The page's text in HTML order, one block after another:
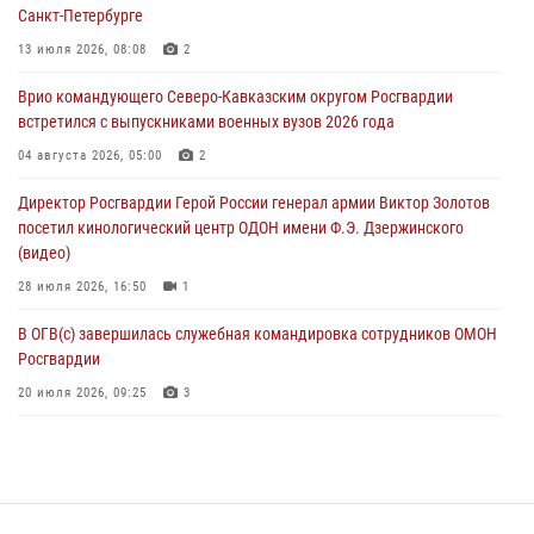
Юные гости из летних лагерей посетили кинологический центр
07 августа 2026, 12:20 3
Представители ФСБ России по Уральскому округу Росгвардии и
Кузнецова
4
Санкт-Петербурге
13 июля 2026, 08:08 2
Врио командующего Северо-Кавказским округом Росгвардии
встретился с выпускниками военных вузов 2026 года
04 августа 2026, 05:00 2
Директор Росгвардии Герой России генерал армии Виктор Золотов
посетил кинологический центр ОДОН имени Ф.Э. Дзержинского
(видео)
28 июля 2026, 16:50 1
В ОГВ(с) завершилась служебная командировка сотрудников ОМОН
Росгвардии
20 июля 2026, 09:25 3